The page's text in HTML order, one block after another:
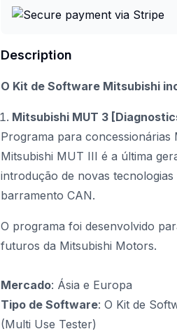
Description
O Kit de Software Mitsubishi
Mitsubishi MUT 3
Programa para concessionárias
Mitsubishi MUT III é a última
introdução de novas
barramento CAN.
O programa foi desenvolvido
futuros da Mitsubishi Motors.
Mercado: Ásia e Europa
Tipo de Software: O Kit de
(Multi Use Tester)